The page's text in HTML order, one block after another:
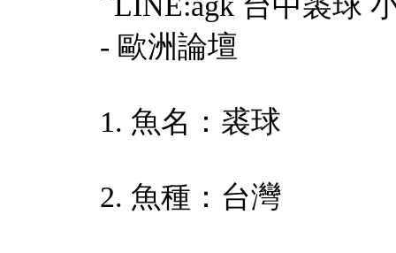
1. 魚名：裘球
2. 魚種：台灣